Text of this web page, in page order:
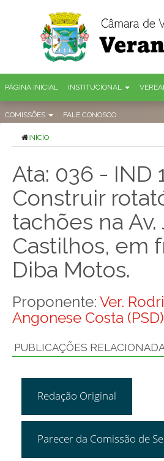
PÁGINA INICIAL INSTITUCIONAL
COMISSÕES FALE CONOSCO
INÍCIO
Ata: 036 - IND
Construir
tachões na
Castilhos, em
Diba Motos.
Proponente: Ver.
Angonese Costa (PSD)
PUBLICAÇÕES
Redação Original
Parecer da Comissão de